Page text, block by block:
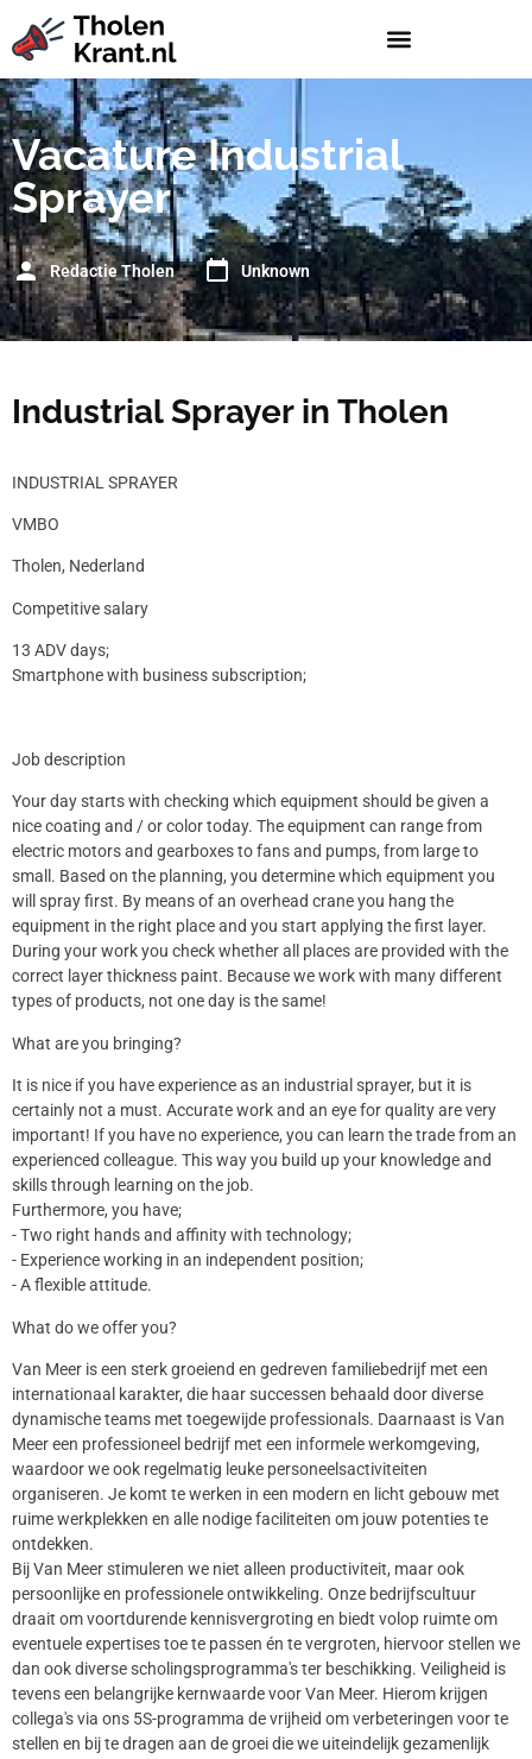
Vacature Industrial
Sprayer
Redactie Tholen Unknown
Industrial Sprayer in Tholen
INDUSTRIAL SPRAYER
VMBO
Tholen, Nederland
Competitive salary
13 ADV days;
Smartphone with business subscription;
Job description
Your day starts with checking which equipment should be given a
nice coating and / or color today. The equipment can range from
electric motors and gearboxes to fans and pumps, from large to
small. Based on the planning, you determine which equipment you
will spray first. By means of an overhead crane you hang the
equipment in the right place and you start applying the first layer.
During your work you check whether all places are provided with the
correct layer thickness paint. Because we work with many different
types of products, not one day is the same!
What are you bringing?
It is nice if you have experience as an industrial sprayer, but it is
certainly not a must. Accurate work and an eye for quality are very
important! If you have no experience, you can learn the trade from an
experienced colleague. This way you build up your knowledge and
skills through learning on the job.
Furthermore, you have;
- Two right hands and affinity with technology;
- Experience working in an independent position;
- A flexible attitude.
What do we offer you?
Van Meer is een sterk groeiend en gedreven familiebedrijf met een
internationaal karakter, die haar successen behaald door diverse
dynamische teams met toegewijde professionals. Daarnaast is Van
Meer een professioneel bedrijf met een informele werkomgeving,
waardoor we ook regelmatig leuke personeelsactiviteiten
organiseren. Je komt te werken in een modern en licht gebouw met
ruime werkplekken en alle nodige faciliteiten om jouw potenties te
ontdekken.
Bij Van Meer stimuleren we niet alleen productiviteit, maar ook
persoonlijke en professionele ontwikkeling. Onze bedrijfscultuur
draait om voortdurende kennisvergroting en biedt volop ruimte om
eventuele expertises toe te passen én te vergroten, hiervoor stellen we
dan ook diverse scholingsprogramma's ter beschikking. Veiligheid is
tevens een belangrijke kernwaarde voor Van Meer. Hierom krijgen
collega's via ons 5S-programma de vrijheid om verbeteringen voor te
stellen en bij te dragen aan de groei die we uiteindelijk gezamenlijk